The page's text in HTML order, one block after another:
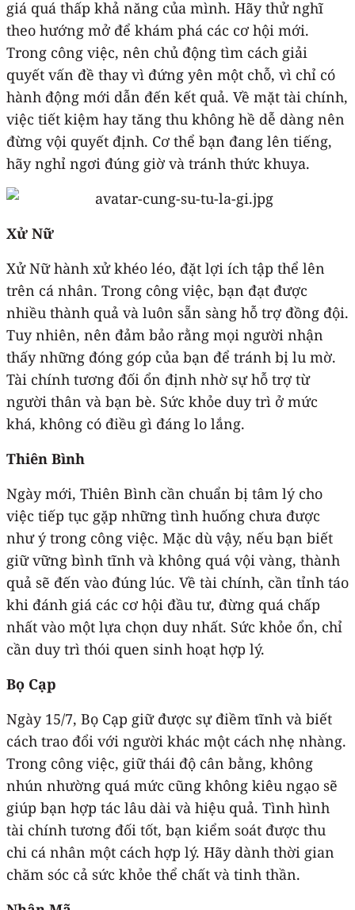
giá quá thấp khả năng của mình. Hãy thử nghĩ
theo hướng mở để khám phá các cơ hội mới.
Trong công việc, nên chủ động tìm cách giải
quyết vấn đề thay vì đứng yên một chỗ, vì chỉ có
hành động mới dẫn đến kết quả. Về mặt tài chính,
việc tiết kiệm hay tăng thu không hề dễ dàng nên
đừng vội quyết định. Cơ thể bạn đang lên tiếng,
hãy nghỉ ngơi đúng giờ và tránh thức khuya.
Xử Nữ
Xử Nữ hành xử khéo léo, đặt lợi ích tập thể lên
trên cá nhân. Trong công việc, bạn đạt được
nhiều thành quả và luôn sẵn sàng hỗ trợ đồng đội.
Tuy nhiên, nên đảm bảo rằng mọi người nhận
thấy những đóng góp của bạn để tránh bị lu mờ.
Tài chính tương đối ổn định nhờ sự hỗ trợ từ
người thân và bạn bè. Sức khỏe duy trì ở mức
khá, không có điều gì đáng lo lắng.
Thiên Bình
Ngày mới, Thiên Bình cần chuẩn bị tâm lý cho
việc tiếp tục gặp những tình huống chưa được
như ý trong công việc. Mặc dù vậy, nếu bạn biết
giữ vững bình tĩnh và không quá vội vàng, thành
quả sẽ đến vào đúng lúc. Về tài chính, cần tỉnh táo
khi đánh giá các cơ hội đầu tư, đừng quá chấp
nhất vào một lựa chọn duy nhất. Sức khỏe ổn, chỉ
cần duy trì thói quen sinh hoạt hợp lý.
Bọ Cạp
Ngày 15/7, Bọ Cạp giữ được sự điềm tĩnh và biết
cách trao đổi với người khác một cách nhẹ nhàng.
Trong công việc, giữ thái độ cân bằng, không
nhún nhường quá mức cũng không kiêu ngạo sẽ
giúp bạn hợp tác lâu dài và hiệu quả. Tình hình
tài chính tương đối tốt, bạn kiểm soát được thu
chi cá nhân một cách hợp lý. Hãy dành thời gian
chăm sóc cả sức khỏe thể chất và tinh thần.